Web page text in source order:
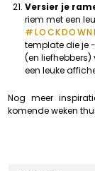
Versier je
riem met een
template die je
(en
een leuke
Nog meer
komende weken